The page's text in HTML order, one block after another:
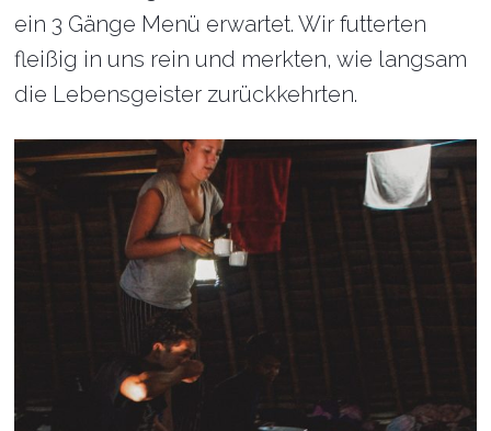
ein 3 Gänge Menü erwartet. Wir futterten
fleißig in uns rein und merkten, wie langsam
die Lebensgeister zurückkehrten.